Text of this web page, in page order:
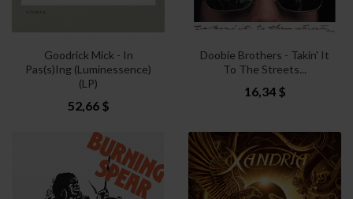
Goodrick Mick - In
Pas(s)Ing (Luminessence)
(LP)
52,66 $
Doobie Brothers - Takin' It
To The Streets...
16,34 $